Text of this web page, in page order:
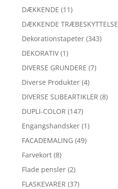
DÆKKENDE (11)
DÆKKENDE TRÆBESKYTTELSE
Dekorationstapeter (343)
DEKORATIV (1)
DIVERSE GRUNDERE (7)
Diverse Produkter (4)
DIVERSE SLIBEARTIKLER (8)
DUPLI-COLOR (147)
Engangshandsker (1)
FACADEMALING (49)
Farvekort (8)
Flade pensler (2)
FLASKEVARER (37)